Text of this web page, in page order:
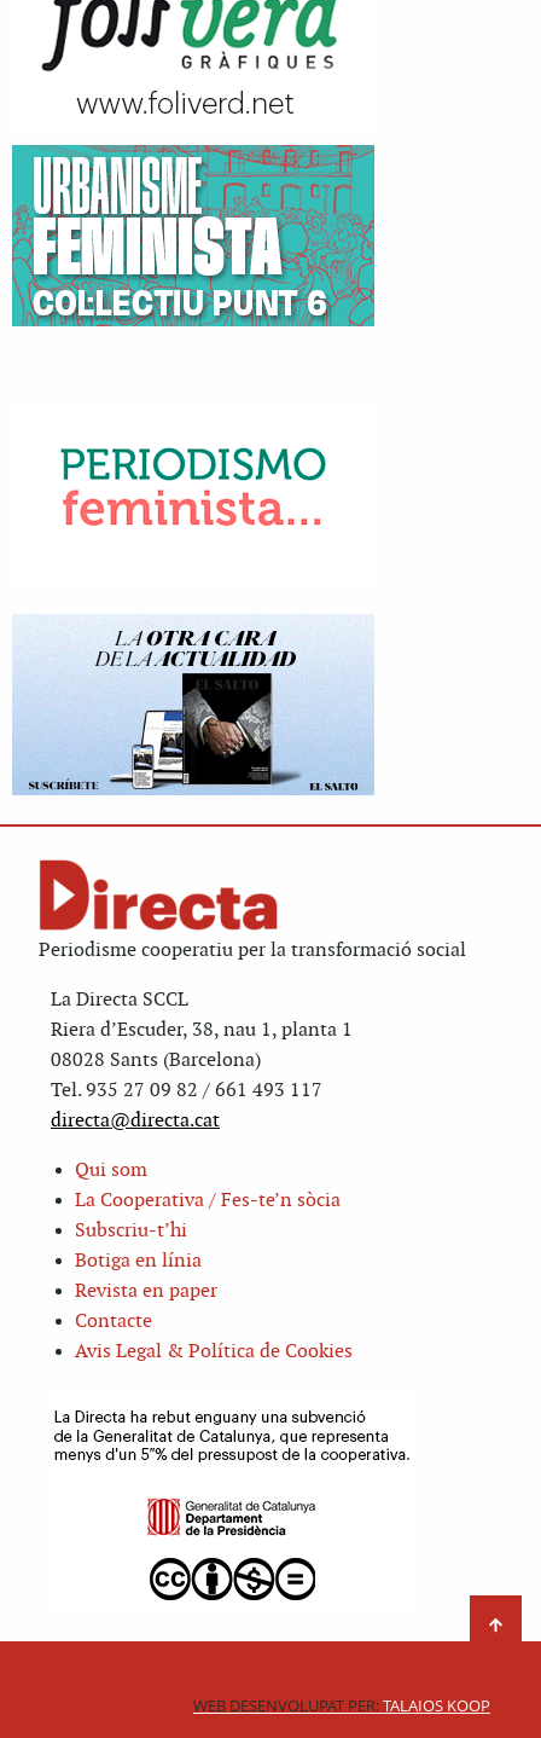
Periodisme cooperatiu per la transformació social
La Directa SCCL
Riera d’Escuder, 38, nau 1, planta 1
08028 Sants (Barcelona)
Tel. 935 27 09 82 / 661 493 117
directa@directa.cat
Qui som
La Cooperativa / Fes-te’n sòcia
Subscriu-t’hi
Botiga en línia
Revista en paper
Contacte
Avis Legal & Política de Cookies
WEB DESENVOLUPAT PER:TALAIOS KOOP